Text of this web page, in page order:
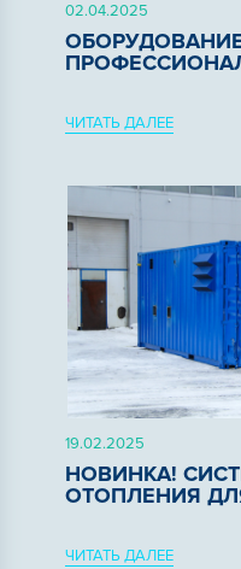
02.04.2025
ОБОРУДОВАНИЕ
ЧИТАТЬ ДАЛЕЕ
19.02.2025
НОВИНКА!
ОТОПЛЕНИЯ
ЧИТАТЬ ДАЛЕЕ